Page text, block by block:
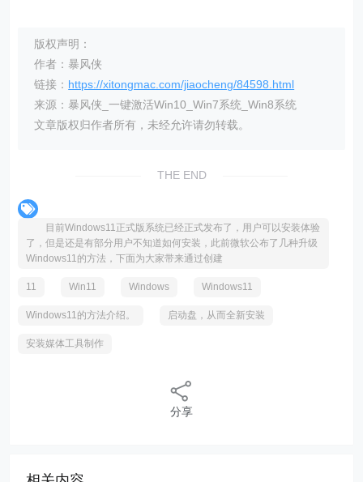
版权声明：
作者：暴风侠
链接： https://xitongmac.com/jiaocheng/84598.html
来源：暴风侠_一键激活Win10_Win7系统_Win8系统
文章版权归作者所有，未经允许请勿转载。
THE END
目前Windows11正式版系统已经正式发布了，用户可以安装体验
了，但是还是有部分用户不知道如何安装，此前微软公布了几种升级
Windows11的方法，下面为大家带来通过创建
11 Win11 Windows Windows11
Windows11的方法介绍。 启动盘，从而全新安装
安装媒体工具制作
分享